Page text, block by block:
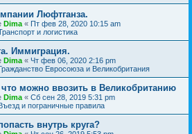
Люфтганза.
Dima « Пт фев 28, 2020 10:15 am
и логистика
Иммиграция.
Dima « Чт фев 06, 2020 2:16 pm
Евросоюза и Великобритания
можно ввозить в Великобританию
Dima « Сб сен 28, 2019 5:31 pm
и пограничные правила
внутрь круга?